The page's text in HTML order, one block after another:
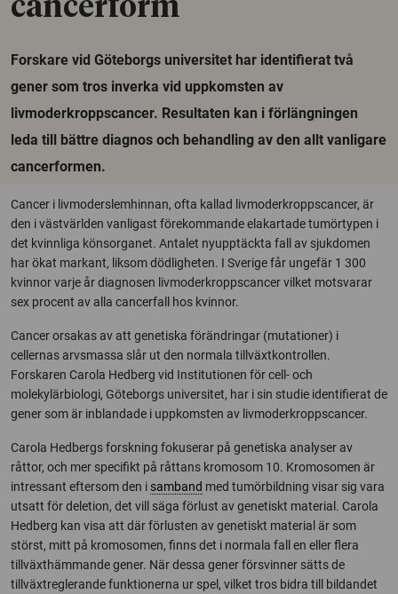
cancerform
Forskare vid Göteborgs universitet har identifierat två
gener som tros inverka vid uppkomsten av
livmoderkroppscancer. Resultaten kan i förlängningen
leda till bättre diagnos och behandling av den allt vanligare
cancerformen.
Cancer i livmoderslemhinnan, ofta kallad livmoderkroppscancer, är
den i västvärlden vanligast förekommande elakartade tumörtypen i
det kvinnliga könsorganet. Antalet nyupptäckta fall av sjukdomen
har ökat markant, liksom dödligheten. I Sverige får ungefär 1 300
kvinnor varje år diagnosen livmoderkroppscancer vilket motsvarar
sex procent av alla cancerfall hos kvinnor.
Cancer orsakas av att genetiska förändringar (mutationer) i
cellernas arvsmassa slår ut den normala tillväxtkontrollen.
Forskaren Carola Hedberg vid Institutionen för cell- och
molekylärbiologi, Göteborgs universitet, har i sin studie identifierat de
gener som är inblandade i uppkomsten av livmoderkroppscancer.
Carola Hedbergs forskning fokuserar på genetiska analyser av
råttor, och mer specifikt på råttans kromosom 10. Kromosomen är
intressant eftersom den i samband med tumörbildning visar sig vara
utsatt för deletion, det vill säga förlust av genetiskt material. Carola
Hedberg kan visa att där förlusten av genetiskt material är som
störst, mitt på kromosomen, finns det i normala fall en eller flera
tillväxthämmande gener. När dessa gener försvinner sätts de
tillväxtreglerande funktionerna ur spel, vilket tros bidra till bildandet